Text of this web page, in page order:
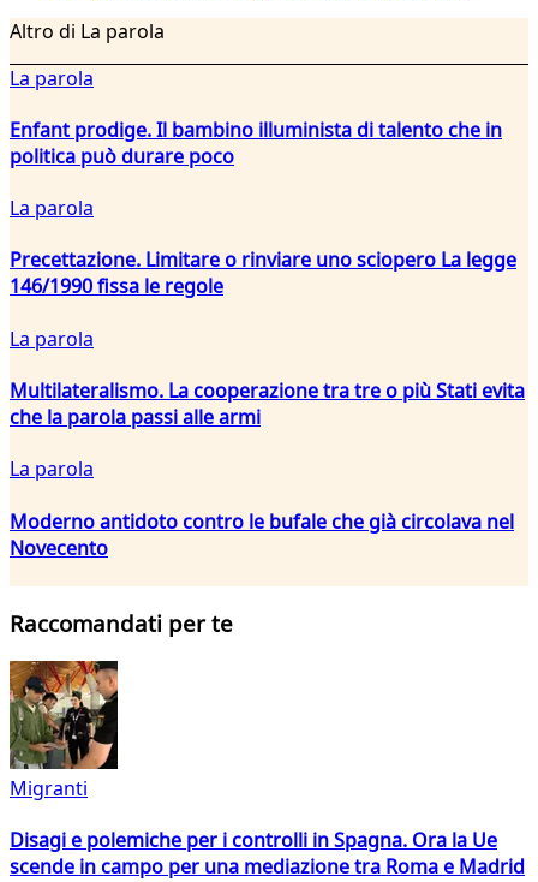
Altro di La parola
La parola
Enfant prodige. Il bambino illuminista di talento che in
politica può durare poco
La parola
Precettazione. Limitare o rinviare uno sciopero La legge
146/1990 fissa le regole
La parola
Multilateralismo. La cooperazione tra tre o più Stati evita
che la parola passi alle armi
La parola
Moderno antidoto contro le bufale che già circolava nel
Novecento
Raccomandati per te
Migranti
Disagi e polemiche per i controlli in Spagna. Ora la Ue
scende in campo per una mediazione tra Roma e Madrid